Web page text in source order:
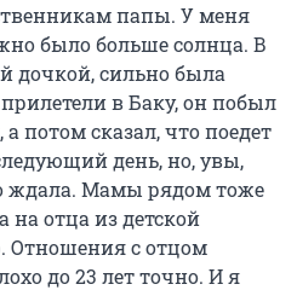
папы. У меня
было больше солнца. В
дочкой, сильно была
в Баку, он побыл
потом сказал, что поедет
день, но, увы,
ждала. Мамы рядом тоже
на отца из детской
Отношения с отцом
до 23 лет точно. И я